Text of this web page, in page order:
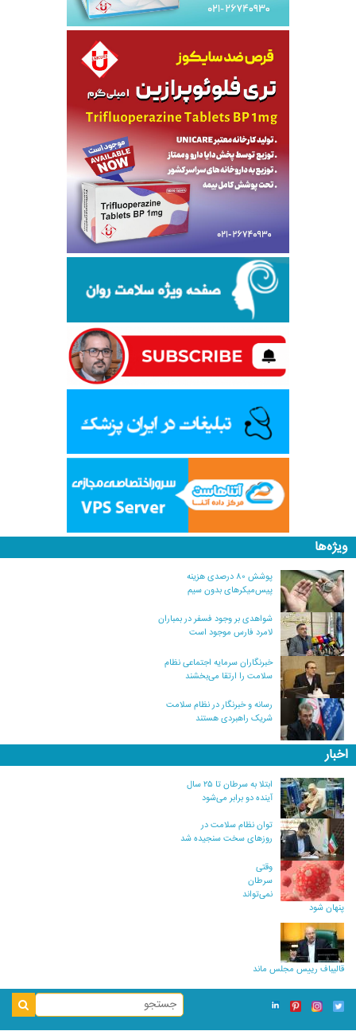
ویژه‌ها
پوشش ۸۰ درصدی هزینه
پیس‌میکرهای بدون سیم
شواهدی بر وجود فسفر در بمباران
لامرد فارس موجود است
خبرنگاران سرمایه اجتماعی نظام
سلامت را ارتقا می‌بخشند
رسانه و خبرنگار در نظام سلامت
شریک راهبردی هستند
اخبار
ابتلا به سرطان تا ۲۵ سال
آینده دو برابر می‌شود
توان نظام سلامت در
روزهای سخت سنجیده شد
وقتی
سرطان
نمی‌تواند
پنهان شود
قالیباف رییس مجلس ماند